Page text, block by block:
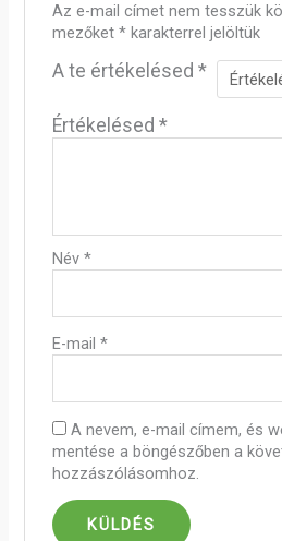
Az e-mail címet nem tesszük
mezőket *karakterrel jelöltük
A te értékelésed *
Értékelésed *
Név *
E-mail *
A nevem, e-mail címem, és
mentése a böngészőben a
hozzászólásomhoz.